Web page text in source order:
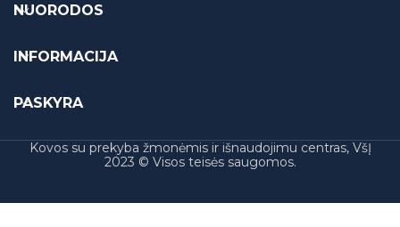
NUORODOS
INFORMACIJA
PASKYRA
Kovos su prekyba žmonėmis ir išnaudojimu centras, VšĮ
2023 © Visos teisės saugomos.